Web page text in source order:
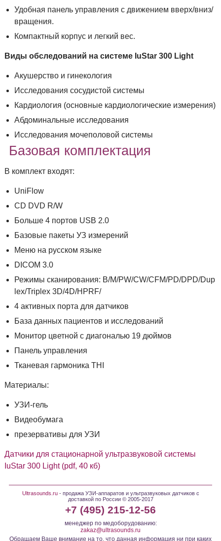
Удобная панель управления с движением вверх/вниз/
вращения.
Компактный корпус и легкий вес.
Виды обследований на системе IuStar 300 Light
Акушерство и гинекология
Исследования сосудистой системы
Кардиология (основные кардиологические измерения)
Абдоминальные исследования
Исследования мочеполовой системы
Базовая комплектация
В комплект входят:
UniFlow
CD DVD R/W
Больше 4 портов USB 2.0
Базовые пакеты УЗ измерений
Меню на русском языке
DICOM 3.0
Режимы сканирования: B/M/PW/CW/CFM/PD/DPD/Dup
lex/Triplex 3D/4D/HPRF/
4 активных порта для датчиков
База данных пациентов и исследований
Монитор цветной с диагональю 19 дюймов
Панель управления
Тканевая гармоника THI
Материалы:
УЗИ-гель
Видеобумага
презервативы для УЗИ
Датчики для стационарной ультразвуковой системы
IuStar 300 Light (pdf, 40 кб)
Ultrasounds.ru- продажа УЗИ-аппаратов и ультразвуковых датчиков с
доставкой по России © 2005-2017
+7 (495) 215-12-56
менеджер по медоборудованию:
zakaz@ultrasounds.ru
Обращаем Ваше внимание на то, что данная информация ни при каких